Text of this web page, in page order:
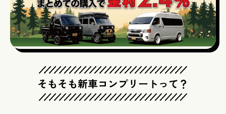
そもそも新車コンプリートって？